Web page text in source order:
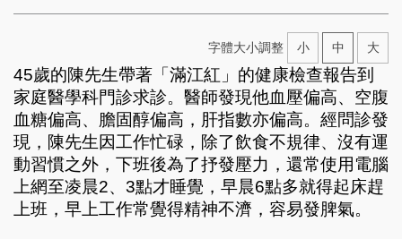
字體大小調整 小 中 大
45歲的陳先生帶著「滿江紅」的健康檢查報告到
家庭醫學科門診求診。醫師發現他血壓偏高、空腹
血糖偏高、膽固醇偏高，肝指數亦偏高。經問診發
現，陳先生因工作忙碌，除了飲食不規律、沒有運
動習慣之外，下班後為了抒發壓力，還常使用電腦
上網至凌晨2、3點才睡覺，早晨6點多就得起床趕
上班，早上工作常覺得精神不濟，容易發脾氣。